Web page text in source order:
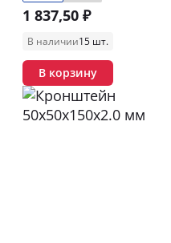
1 837,50 ₽
В наличии15 шт.
В корзину